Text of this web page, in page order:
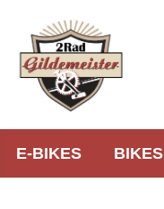
E-BIKES BIKES